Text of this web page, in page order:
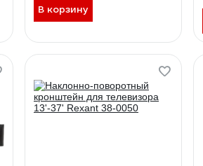
В корзину